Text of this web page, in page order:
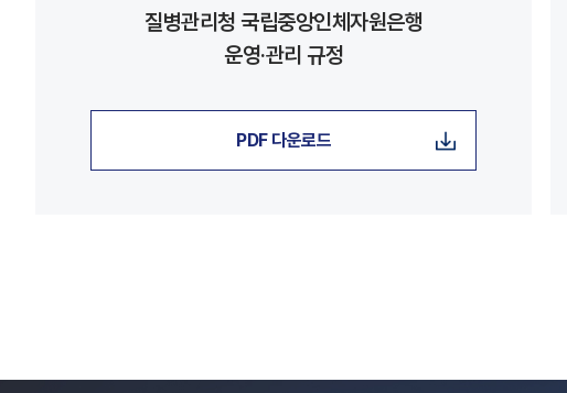
질병관리청 국립중앙인체자원은행
운영·관리 규정
PDF 다운로드